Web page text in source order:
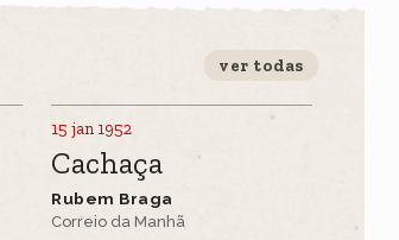
ver todas
15 jan 1952
Cachaça
Rubem Braga
Correio da Manhã